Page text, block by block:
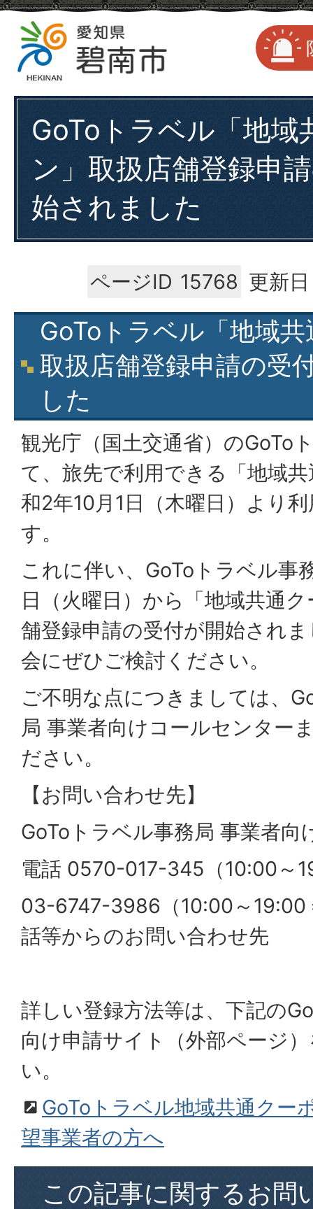
GoToトラベル「地域
ン」取扱店舗登録申
始されました
ページID 15768 更新
GoToトラベル「地域
取扱店舗登録申請の受
した
観光庁（国土交通省）のGoTo
て、旅先で利用できる「地域
和2年10月1日（木曜日）より
す。
これに伴い、GoToトラベル事
日（火曜日）から「地域共通
舗登録申請の受付が開始され
会にぜひご検討ください。
ご不明な点につきましては、
局 事業者向けコールセンター
ださい。
【お問い合わせ先】
GoToトラベル事務局 事業者向
電話 0570-017-345（10:00～
03-6747-3986（10:00～19:00
話等からのお問い合わせ先
詳しい登録方法等は、下記の
向け申請サイト（外部ページ
い。
GoToトラベル地域共通クー
望事業者の方へ
この記事に関するお問